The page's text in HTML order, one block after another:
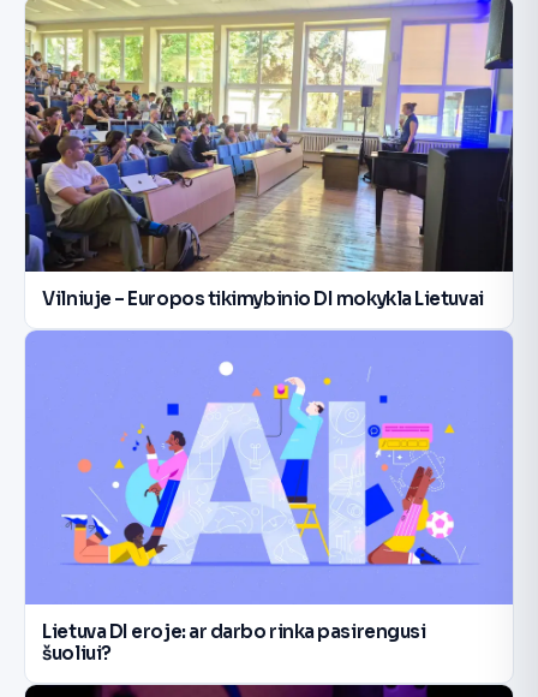
Vilniuje – Europos tikimybinio DI mokykla Lietuvai
Lietuva DI eroje: ar darbo rinka pasirengusi
šuoliui?